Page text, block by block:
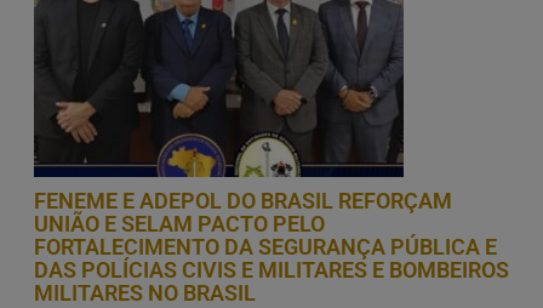
FENEME E ADEPOL DO BRASIL REFORÇAM
UNIÃO E SELAM PACTO PELO
FORTALECIMENTO DA SEGURANÇA PÚBLICA E
DAS POLÍCIAS CIVIS E MILITARES E BOMBEIROS
MILITARES NO BRASIL